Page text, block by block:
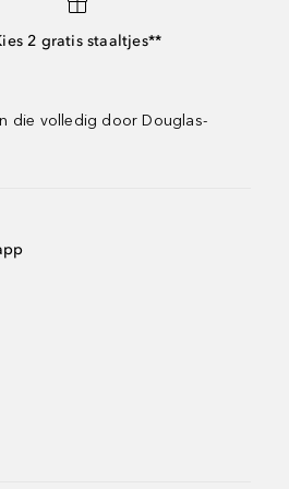
2 gratis staaltjes**
die volledig door Douglas-